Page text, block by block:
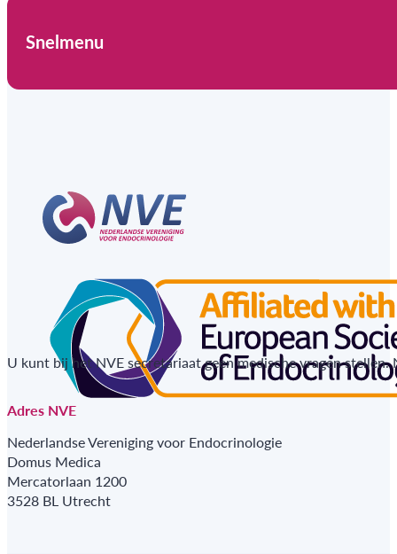
Snelmenu
U kunt bij het NVE secretariaat geen medische vragen
Adres NVE
Nederlandse Vereniging voor Endocrinologie
Domus Medica
Mercatorlaan 1200
3528 BL Utrecht